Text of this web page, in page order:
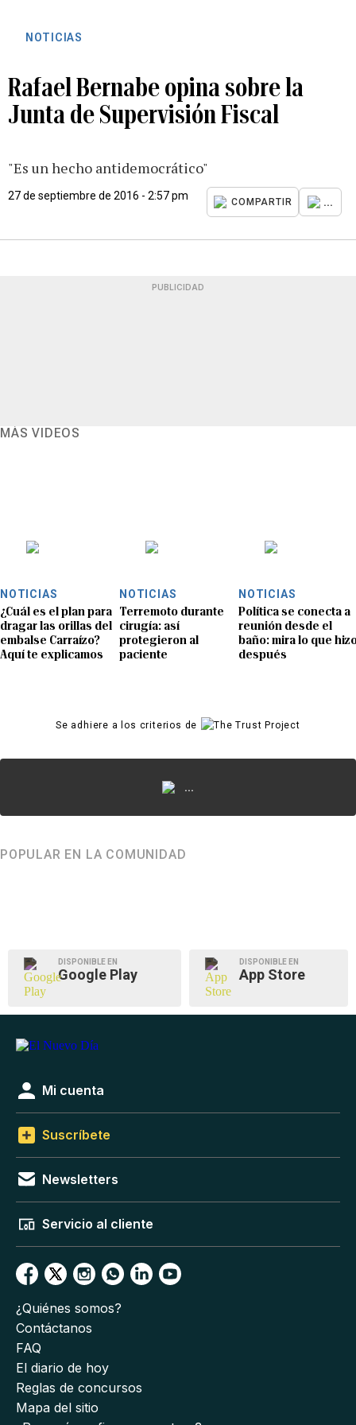
NOTICIAS
Rafael Bernabe opina sobre la
Junta de Supervisión Fiscal
"Es un hecho antidemocrático"
27 de septiembre de 2016 - 2:57 pm
COMPARTIR ...
PUBLICIDAD
MÁS VIDEOS
NOTICIAS
¿Cuál es el plan para
dragar las orillas del
embalse Carraízo?
Aquí te explicamos
NOTICIAS
Terremoto durante
cirugía: así
protegieron al
paciente
NOTICIAS
Política se conecta a
reunión desde el
baño: mira lo que
después
Se adhiere a los criterios de
...
POPULAR EN LA COMUNIDAD
DISPONIBLE EN
Google Play
DISPONIBLE EN
App Store
Mi cuenta
Suscríbete
Newsletters
Servicio al cliente
¿Quiénes somos?
Contáctanos
FAQ
El diario de hoy
Reglas de concursos
Mapa del sitio